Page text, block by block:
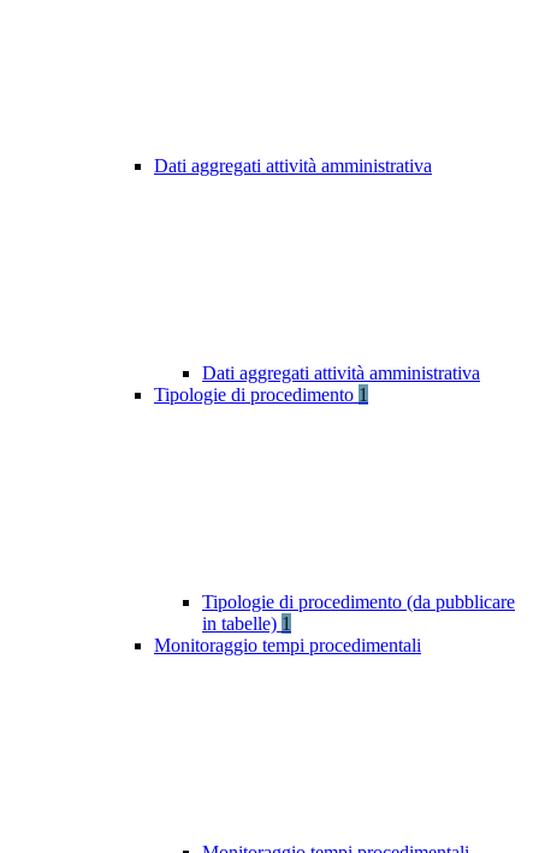
Dati aggregati attività amministrativa
Dati aggregati attività amministrativa
Tipologie di procedimento 1
Tipologie di procedimento (da pubblicare
in tabelle) 1
Monitoraggio tempi procedimentali